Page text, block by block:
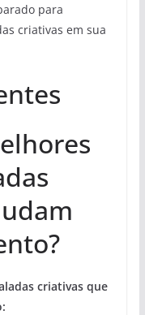
para
criativas em sua
criativas que